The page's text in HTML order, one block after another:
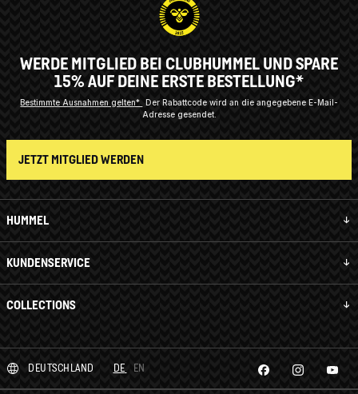
HUMMEL
KUNDENSERVICE
COLLECTIONS
WERDE MITGLIED BEI CLUBHUMMEL UND SPARE
15% AUF DEINE ERSTE BESTELLUNG*
Bestimmte Ausnahmen gelten*
Der Rabattcode wird an die angegebene E-Mail-
Adresse gesendet.
JETZT MITGLIED WERDEN
DEUTSCHLAND DE EN